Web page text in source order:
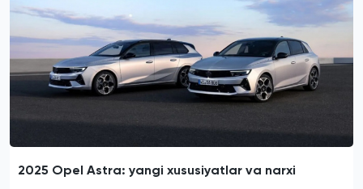
2025 Opel Astra: yangi xususiyatlar va narxi